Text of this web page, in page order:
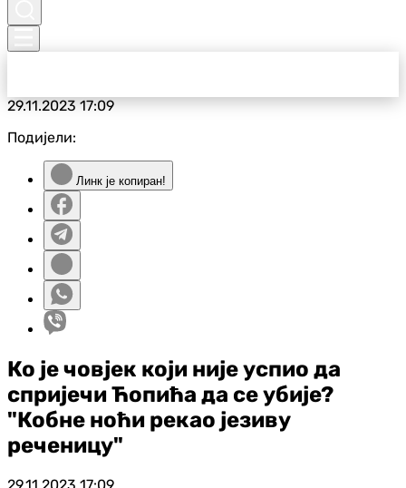
29.11.202317:09
Подијели:
Линк је копиран!
Ко је човјек који није успио да
спријечи Ћопића да се убије?
"Кобне ноћи рекао језиву
реченицу"